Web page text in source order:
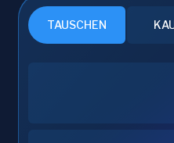
TAUSCHEN